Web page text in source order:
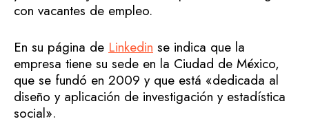
con vacantes de empleo.
En su página de Linkedin se indica que la
empresa tiene su sede en la Ciudad de México,
que se fundó en 2009 y que está «dedicada al
diseño y aplicación de investigación y estadística
social».